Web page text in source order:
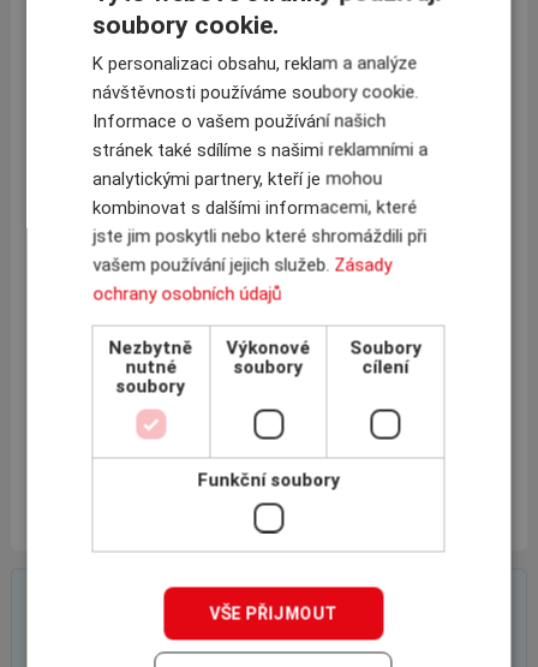
Allianz Trade zveřejnil hodnocení rizikovosti sektorů a
zemí za první kvartál letošního roku. Hodnocení sektorů měří
riziko neplacení ze strany podnikatelských subjektů v 18
Rozšiřujeme náš tým, chcete se přidat?
28.2.2024 INSCOM je makléřským specialistou pojištění
pohledávek. Na trhu jsme déle než deset let a za tu dobu jsme se
stali jedním z lídrů českého trhu. Spravujeme okolo 140 pojistek
významných...
« první ‹ předchozí 1 2
6 7
následující ›
On-line poptávkový formulář
soubory cookie.
K personalizaci obsahu, reklam a analýze
návštěvnosti používáme soubory cookie.
Informace o vašem používání našich
stránek také sdílíme s našimi reklamními a
analytickými partnery, kteří je mohou
kombinovat s dalšími informacemi, které
jste jim poskytli nebo které shromáždili při
vašem používání jejich služeb. Zásady
ochrany osobních údajů
Nezbytně
nutné
soubory
Výkonové
soubory
Soubory
cílení
Funkční soubory
VŠE PŘIJMOUT